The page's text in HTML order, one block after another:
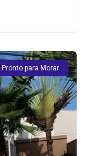
Pronto para Morar